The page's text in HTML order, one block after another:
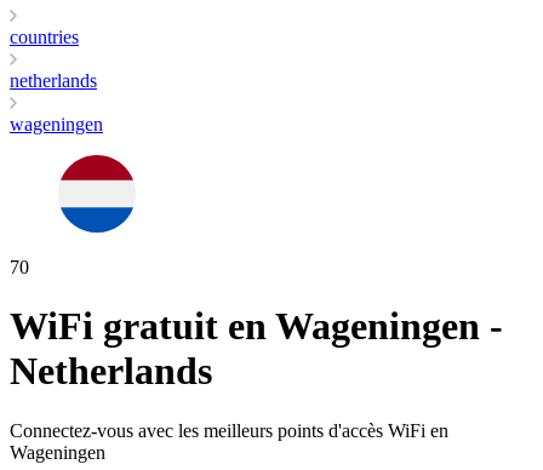
countries
netherlands
wageningen
70
WiFi gratuit enWageningen -
Netherlands
Connectez-vous avec les meilleurs points d'accès WiFi en
Wageningen